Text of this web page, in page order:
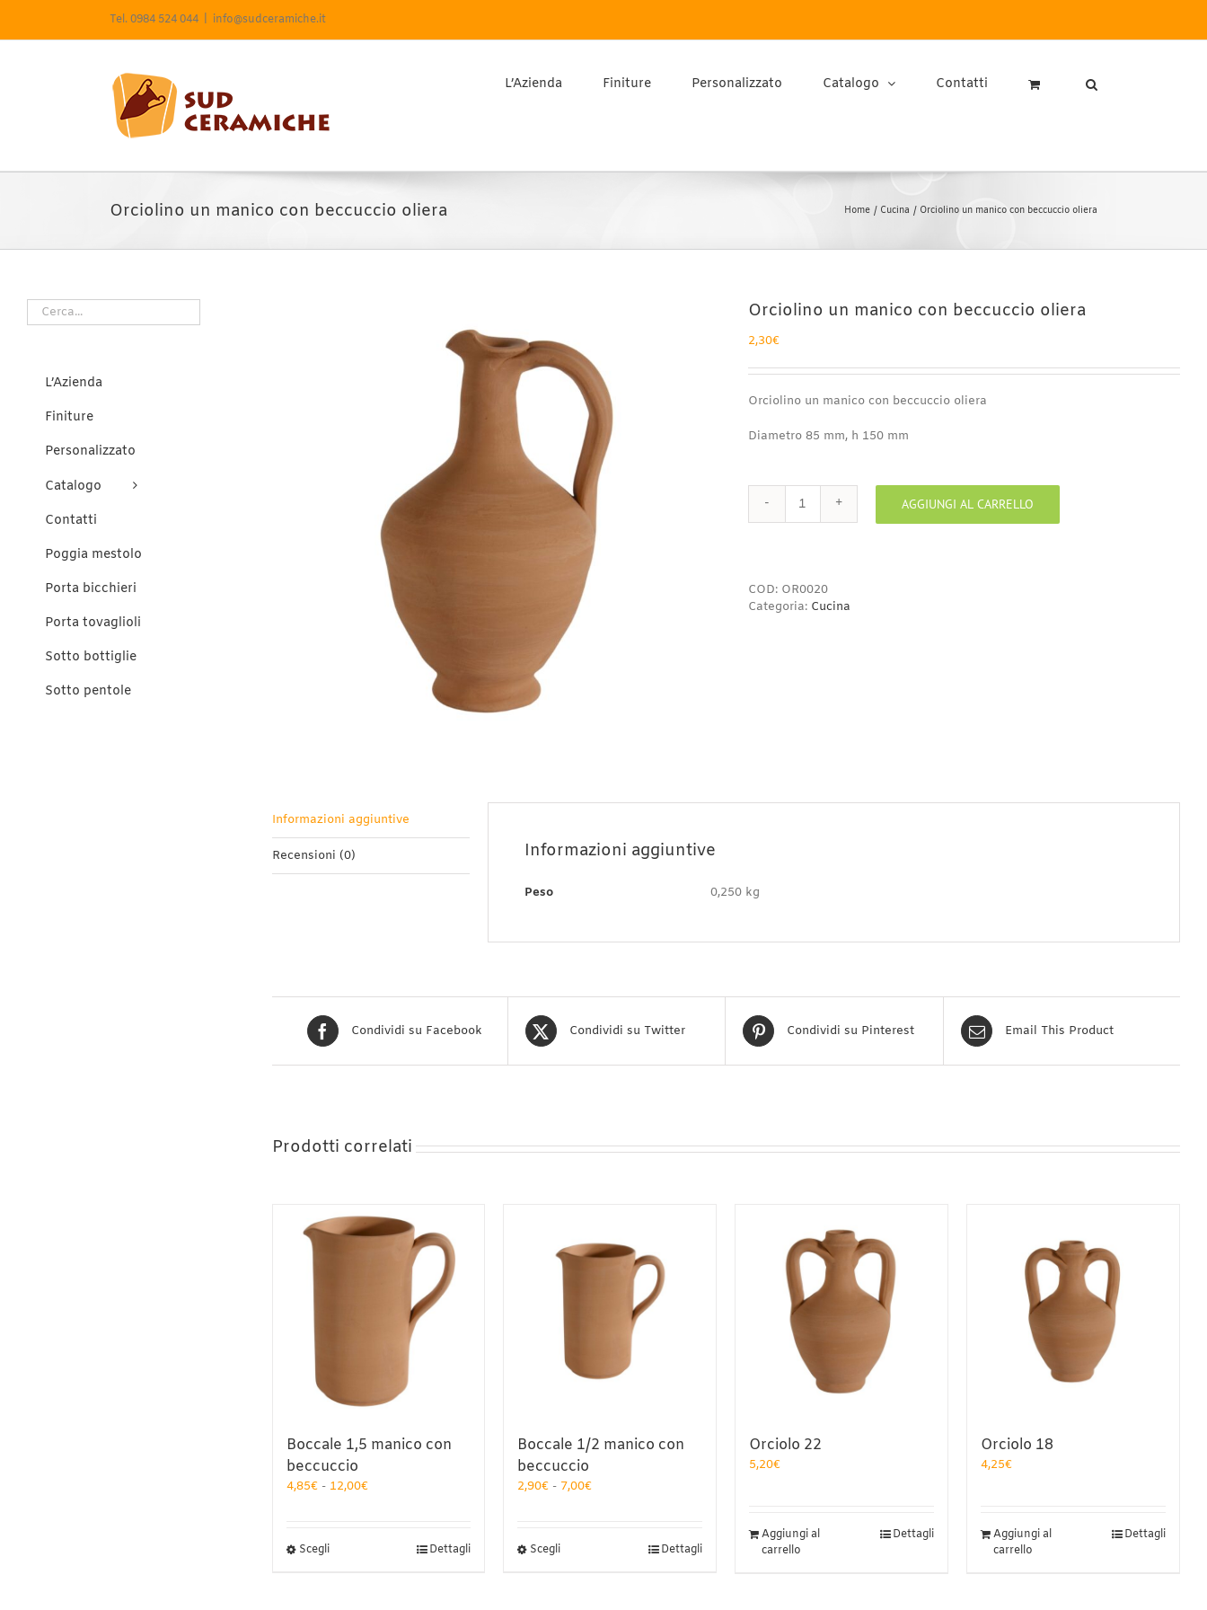
contenuto
Tel. 0984 524 044 info@sudceramiche.it
L’Azienda Finiture Personalizzato Catalogo Contatti
Orciolino un manico con beccuccio oliera Home Cucina Orciolino un manico con beccuccio oliera
Orciolino un manico con beccuccio oliera
2,30€
Orciolino un manico con beccuccio oliera
Diametro 85 mm, h 150 mm
Orciolino
oliera
quantità
AGGIUNGI AL CARRELLO
COD: OR0020
Categoria: Cucina
Informazioni aggiuntive
Recensioni (0) Informazioni aggiuntive
Peso 0,250 kg
Condividi su Facebook Condividi su Twitter Condividi su Pinterest Email This Product
Prodotti correlati
Boccale 1,5 manico con
beccuccio
4,85€ - 12,00€Fascia
ScegliQuesto
Dettagli
Boccale 1/2 manico con
beccuccio
2,90€ - 7,00€
ScegliQuesto
Dettagli
Orciolo 22
5,20€
Aggiungi al
carrello
Dettagli
Orciolo 18
4,25€
Aggiungi al
carrello
Dettagli
L’Azienda
Finiture
Personalizzato
Catalogo
Contatti
Poggia mestolo
Porta bicchieri
Porta tovaglioli
Sotto bottiglie
Sotto pentole